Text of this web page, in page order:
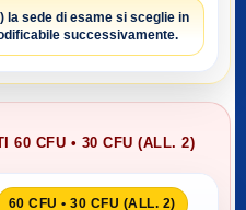
la sede di esame si sceglie in
successivamente.
60 CFU • 30 CFU (ALL. 2)
60 CFU • 30 CFU (ALL. 2)